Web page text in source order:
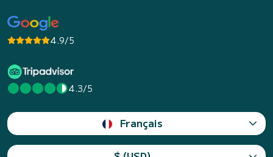
4.9/5
4.3/5
Français